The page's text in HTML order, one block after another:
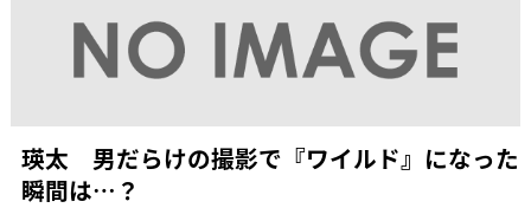
瑛太 男だらけの撮影で『ワイルド』になった
瞬間は…？